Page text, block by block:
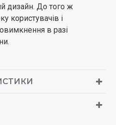
дизайн. До того ж
користувачів і
в разі